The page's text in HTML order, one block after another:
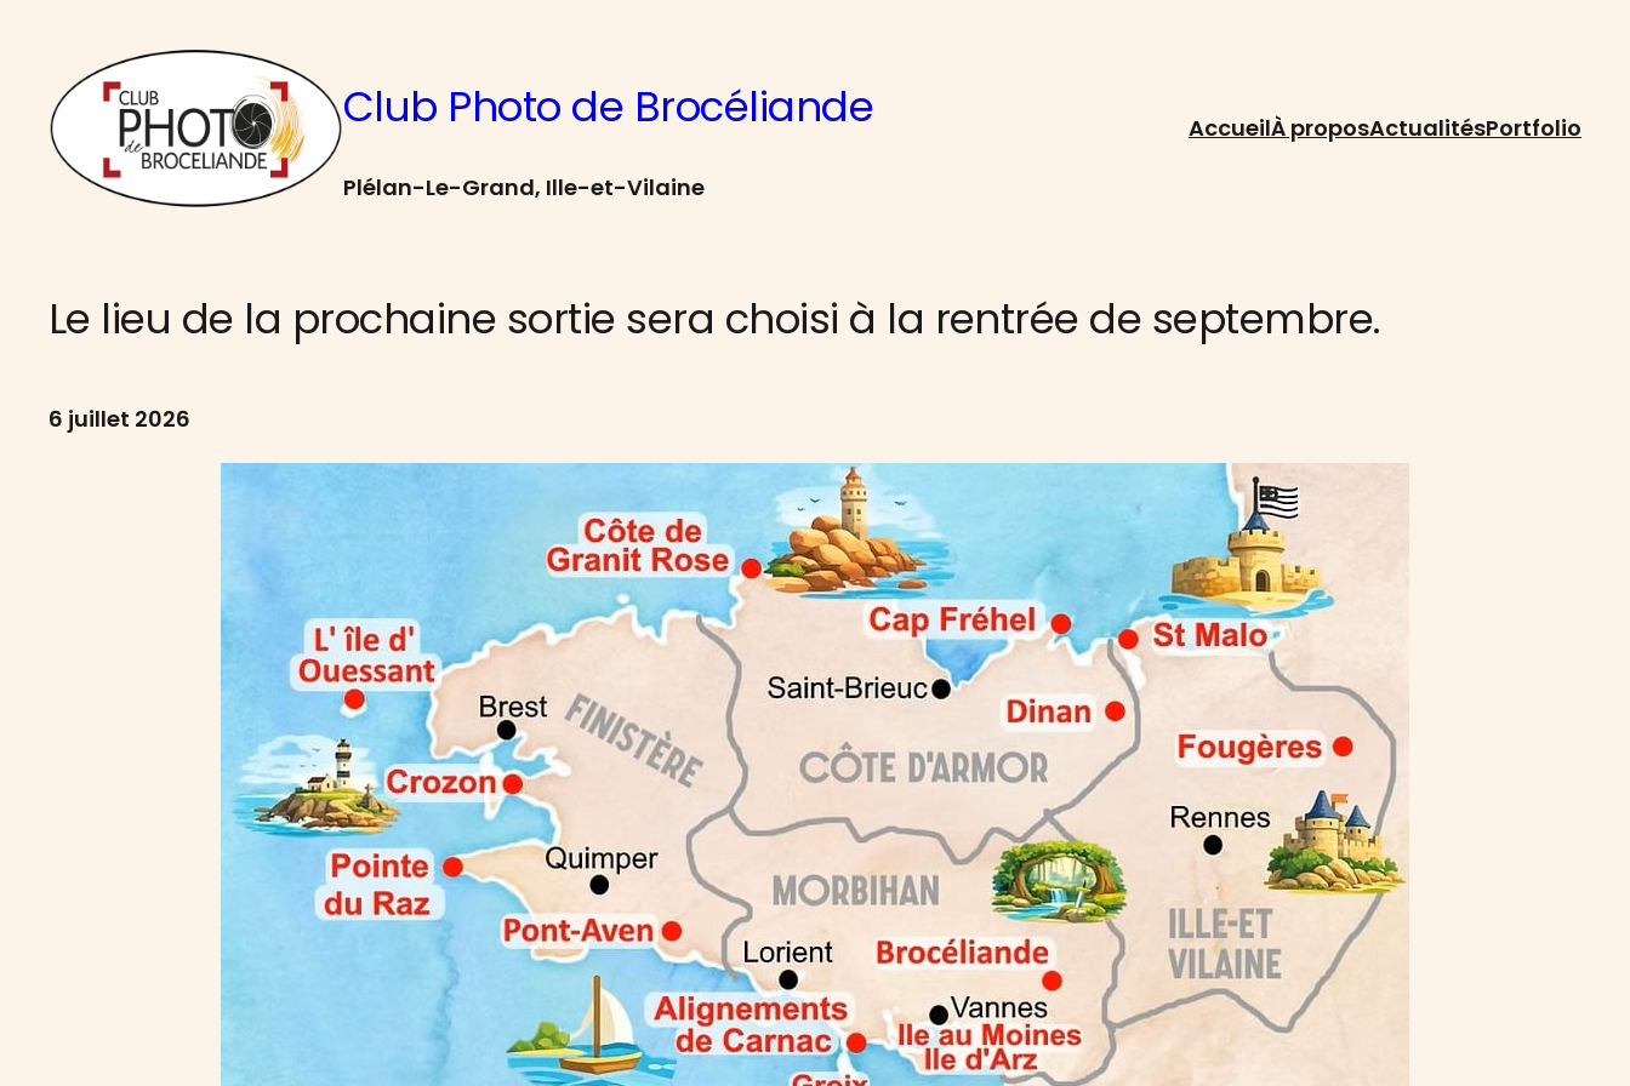
contenu
Club Photo de Brocéliande
Plélan-Le-Grand, Ille-et-Vilaine
AccueilÀ proposActualitésPortfolio
Le lieu de la prochaine sortie sera choisi à la rentrée de septembre.
6 juillet 2026